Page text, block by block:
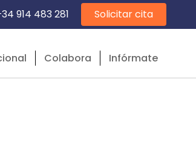
914 483 281 Solicitar cita
Colabora Infórmate